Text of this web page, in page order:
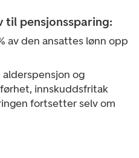
til pensjonssparing:
av den ansattes lønn opp
og
innskuddsfritak
fortsetter selv om